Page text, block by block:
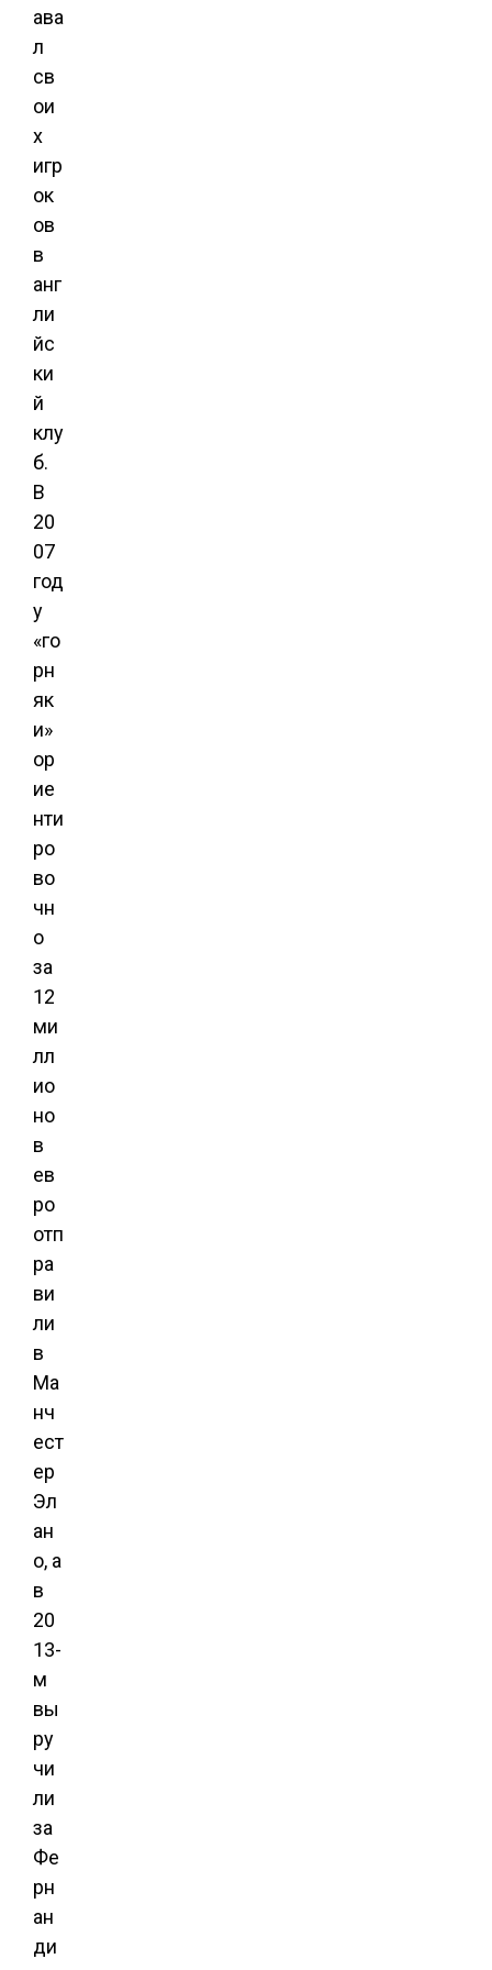
ава
л
св
ои
х
игр
ок
ов
в
анг
ли
йс
ки
й
клу
б.
В
20
07
год
у
«го
рн
як
и»
ор
ие
нти
ро
во
чн
о
за
12
ми
лл
ио
но
в
ев
ро
отп
ра
ви
ли
в
Ма
нч
ест
ер
Эл
ан
о, а
в
20
13-
м
вы
ру
чи
ли
за
Фе
рн
ан
ди